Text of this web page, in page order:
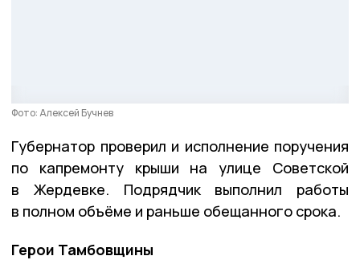
Фото: Алексей Бучнев
Губернатор проверил и исполнение поручения
по капремонту крыши на улице Советской
в Жердевке. Подрядчик выполнил работы
в полном объёме и раньше обещанного срока.
Герои Тамбовщины